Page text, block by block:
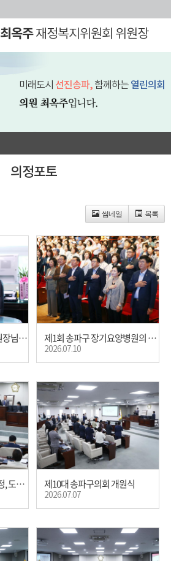
최옥주재정복지위원회 위원장
미래도시 선진송파, 함께하는 열린의회
의정포토
썸네일 목록
송파타임즈 재정복지위원장님 인터뷰 제1회 송파구 장기요양병원의 날 기념행사
2026.07.10
제333회 임시회(행교, 재정, 도시위원장 선출) 제10대 송파구의회 개원식
2026.07.07